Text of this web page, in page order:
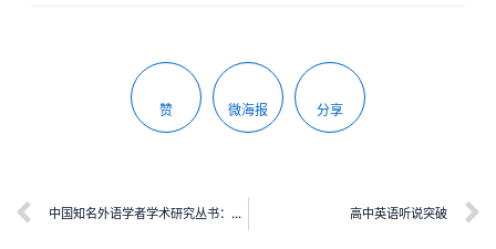
赞 微海报 分享
中国知名外语学者学术研究丛书：殷企平学术研究文集 高中英语听说突破